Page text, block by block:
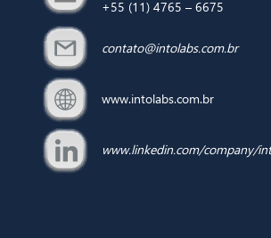
+55 (11) 4765 – 6675
contato@intolabs.com.br
www.intolabs.com.br
www.linkedin.com/company/